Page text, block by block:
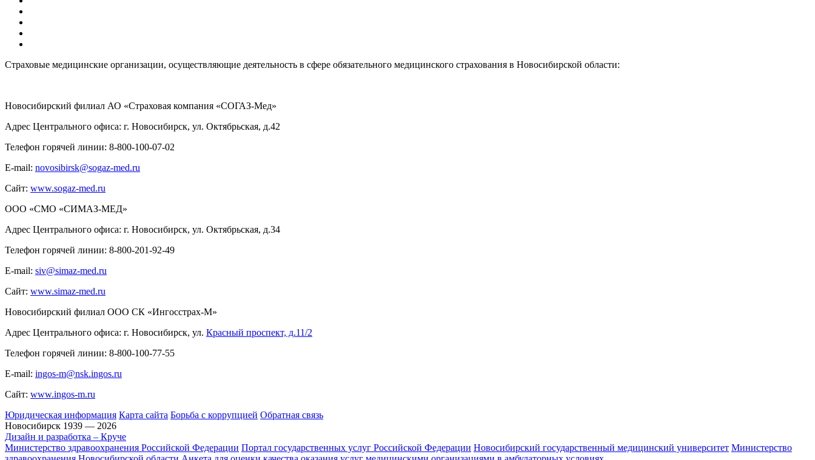
Страховые медицинские организации, осуществляющие деятельность в сфере обязательного медицинского страхования в Новосибирской области:
Новосибирский филиал АО «Страховая компания «СОГАЗ-Мед»
Адрес Центрального офиса: г. Новосибирск, ул. Октябрьская, д.42
Телефон горячей линии: 8-800-100-07-02
E-mail: novosibirsk@sogaz-med.ru
Сайт: www.sogaz-med.ru
ООО «СМО «СИМАЗ-МЕД»
Адрес Центрального офиса: г. Новосибирск, ул. Октябрьская, д.34
Телефон горячей линии: 8-800-201-92-49
E-mail: siv@simaz-med.ru
Сайт: www.simaz-med.ru
Новосибирский филиал ООО СК «Ингосстрах-М»
Адрес Центрального офиса: г. Новосибирск, ул. Красный проспект, д.11/2
Телефон горячей линии: 8-800-100-77-55
E-mail: ingos-m@nsk.ingos.ru
Сайт: www.ingos-m.ru
Юридическая информация Карта сайта Борьба с коррупцией Обратная связь
Новосибирск 1939 — 2026
Дизайн и разработка – Круче
Министерство здравоохранения Российской Федерации Портал государственных услуг Российской Федерации Новосибирский государственный медицинский университет Министерство